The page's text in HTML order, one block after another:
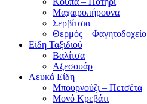
Μαχαιροπήρουνα
Σερβίτσια
Θερμός – Φαγητοδοχείο
Είδη Ταξιδιού
Βαλίτσα
Αξεσουάρ
Λευκά Είδη
Μπουρνούζι – Πετσέτα
Μονό Κρεβάτι